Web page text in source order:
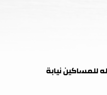
للمساكين نيابة